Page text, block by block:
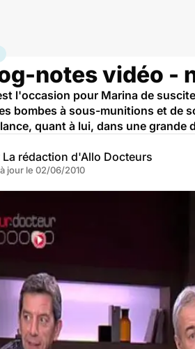
Archives
notes vidéo -
l'occasion pour Marina de
bombes à sous-munitions et de
quant à lui, dans une grande
La rédaction d'Allo Docteurs
jour le 02/06/2010